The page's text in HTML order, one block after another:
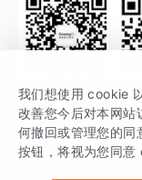
开发者文档
SDK 文档
场景指南
行业活动
关注公众号 获
GrowingIO 是专注于数
我们想使用 cookie
改善您今后对本网
何撤回或管理您的同
按钮，将视为您同意